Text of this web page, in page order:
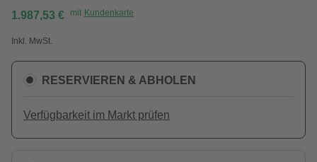
1.987,53 € mit Kundenkarte
Inkl. MwSt.
RESERVIEREN & ABHOLEN
Verfügbarkeit im Markt prüfen